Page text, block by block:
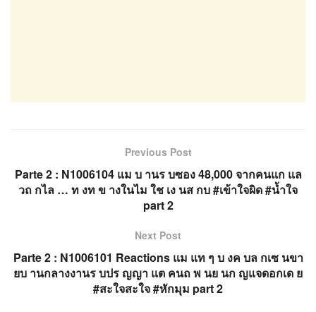
Previous Post
Parte 2 : N1006104 แม บ านร บซอง 48,000 จากคนแก แล
วถ กไล … ท งท ข างในไม ใช เง นส กบ #เข้าใจผิด #น้ำใจ
part 2
Next Post
Parte 2 : N1006101 Reactions แม แท ๆ บ งค บล กเซ นขา
ยบ านกลางงานร บปร ญญา แต คนถ พ นย นก ญแจดอกเด ย
#สะใจสะใจ #หักมุม part 2